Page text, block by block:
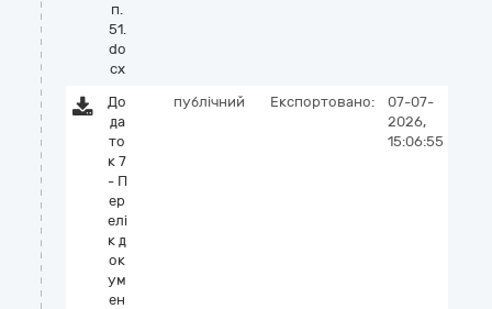
п.
51.
do
cx
До
да
то
к 7
- П
ер
елі
к д
ок
ум
ен
публічний Експортовано:
07-07-
2026,
15:06:55